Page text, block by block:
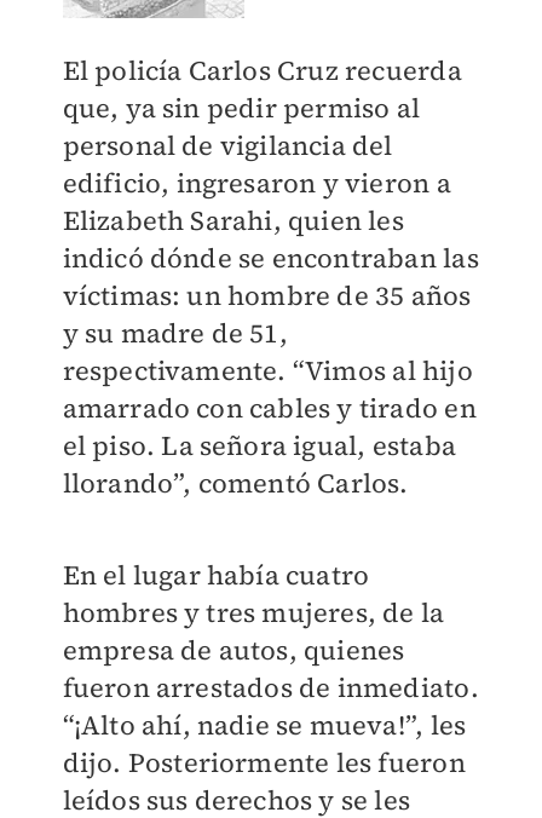
El policía Carlos Cruz recuerda
que, ya sin pedir permiso al
personal de vigilancia del
edificio, ingresaron y vieron a
Elizabeth Sarahi, quien les
indicó dónde se encontraban las
víctimas: un hombre de 35 años
y su madre de 51,
respectivamente. “Vimos al hijo
amarrado con cables y tirado en
el piso. La señora igual, estaba
llorando”, comentó Carlos.
En el lugar había cuatro
hombres y tres mujeres, de la
empresa de autos, quienes
fueron arrestados de inmediato.
“¡Alto ahí, nadie se mueva!”, les
dijo. Posteriormente les fueron
leídos sus derechos y se les